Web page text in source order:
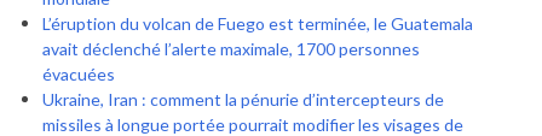
L’éruption du volcan de Fuego est terminée, le Guatemala
avait déclenché l’alerte maximale, 1700 personnes
évacuées
Ukraine, Iran : comment la pénurie d’intercepteurs de
missiles à longue portée pourrait modifier les visages de